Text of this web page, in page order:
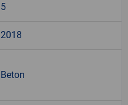
5
2018
Beton